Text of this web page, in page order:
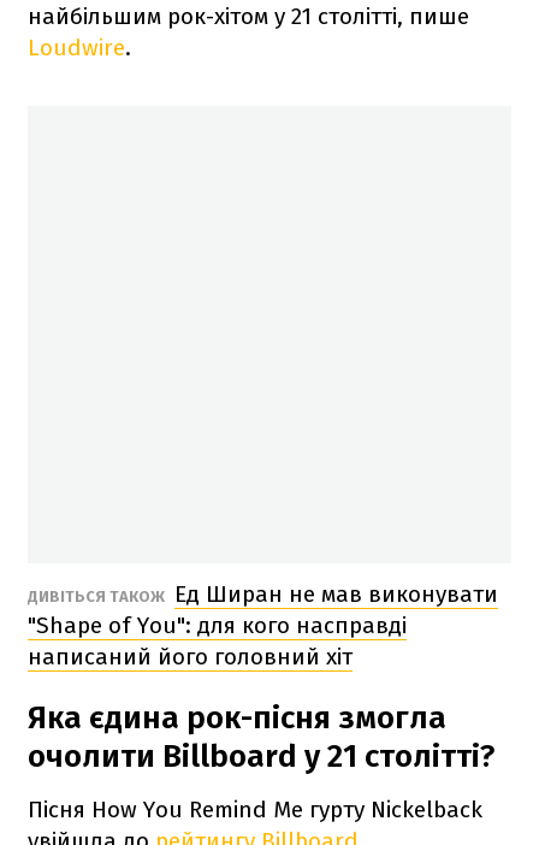
найбільшим рок-хітом у 21 столітті, пише
Loudwire.
ДИВІТЬСЯ ТАКОЖ
Ед Ширан не мав виконувати
"Shape of You": для кого насправді
написаний його головний хіт
Яка єдина рок-пісня змогла
очолити Billboard у 21 столітті?
Пісня How You Remind Me гурту Nickelback